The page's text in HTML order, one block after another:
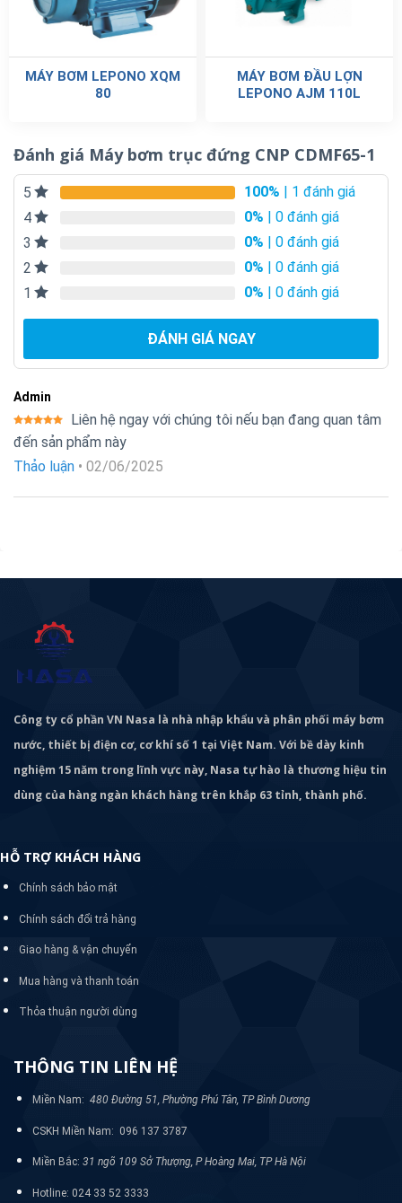
MÁY BƠM LEPONO XQM
80
MÁY BƠM ĐẦU LỢN
LEPONO AJM 110L
Đánh giá Máy bơm trục đứng CNP CDMF65-1
5 100% | 1 đánh giá
4
0% | 0 đánh giá
3
0% | 0 đánh giá
2
0% | 0 đánh giá
1
0% | 0 đánh giá
ĐÁNH GIÁ NGAY
Admin
Được xếp
hạng
55
Liên hệ ngay với chúng tôi nếu bạn đang quan tâm
đến sản phẩm này
Thảo luận • 02/06/2025
Công ty cổ phần VN Nasa là nhà nhập khẩu và phân phối máy bơm
nước, thiết bị điện cơ, cơ khí số 1 tại Việt Nam. Với bề dày kinh
nghiệm 15 năm trong lĩnh vực này, Nasa tự hào là thương hiệu tin
dùng của hàng ngàn khách hàng trên khắp 63 tỉnh, thành phố.
HỖ TRỢ KHÁCH HÀNG
Chính sách bảo mật
Chính sách đổi trả hàng
Giao hàng & vận chuyển
Mua hàng và thanh toán
Thỏa thuận người dùng
THÔNG TIN LIÊN HỆ
Miền Nam: 480 Đường 51, Phường Phú Tân, TP Bình Dương
CSKH Miền Nam: 096 137 3787
Miền Bắc: 31 ngõ 109 Sở Thượng, P Hoàng Mai, TP Hà Nội
Hotline: 024 33 52 3333